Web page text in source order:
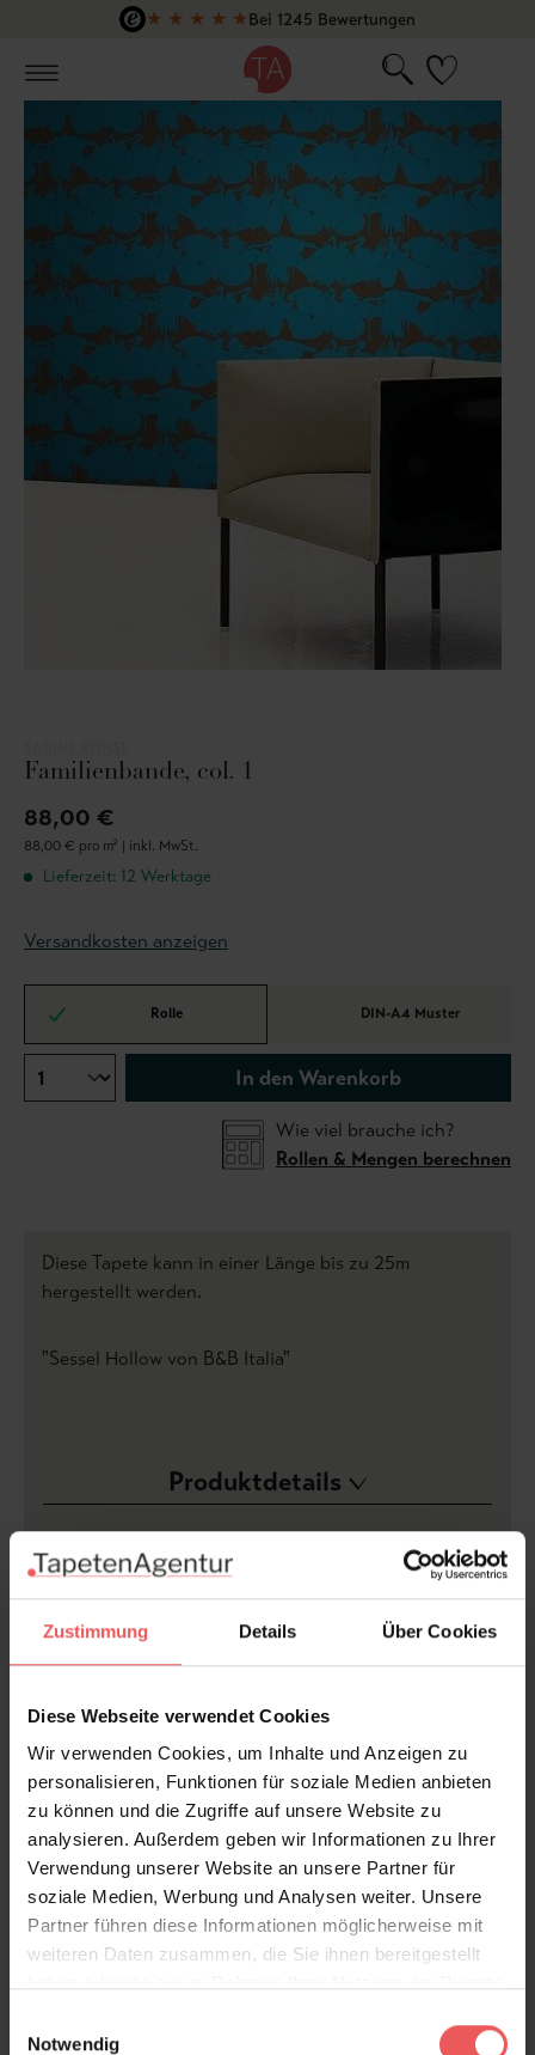
Zustimmung Details Über Cookies
Diese Webseite verwendet Cookies
Wir verwenden Cookies, um Inhalte und Anzeigen zu
personalisieren, Funktionen für soziale Medien anbieten
zu können und die Zugriffe auf unsere Website zu
analysieren. Außerdem geben wir Informationen zu Ihrer
Verwendung unserer Website an unsere Partner für
soziale Medien, Werbung und Analysen weiter. Unsere
Partner führen diese Informationen möglicherweise mit
weiteren Daten zusammen, die Sie ihnen bereitgestellt
Notwendig
Zum Hauptinhalt springen
★ ★ ★ ★ ★Bei 1245 Bewertungen
Familienbande, col. 1
88,00 €
88,00 € pro m² | inkl. MwSt.
Lieferzeit: 12 Werktage
Versandkosten anzeigen
Rolle DIN-A4 Muster
In den Warenkorb
Wie viel brauche ich?
Rollen & Mengen berechnen
Diese Tapete kann in einer Länge bis zu 25m
hergestellt werden.
"Sessel Hollow von B&B Italia"
Produktdetails
Versand & Zahlung
Sie haben Fragen zum Produkt?
Frage stellen
+49 (0)221 932 81 82
Varianten